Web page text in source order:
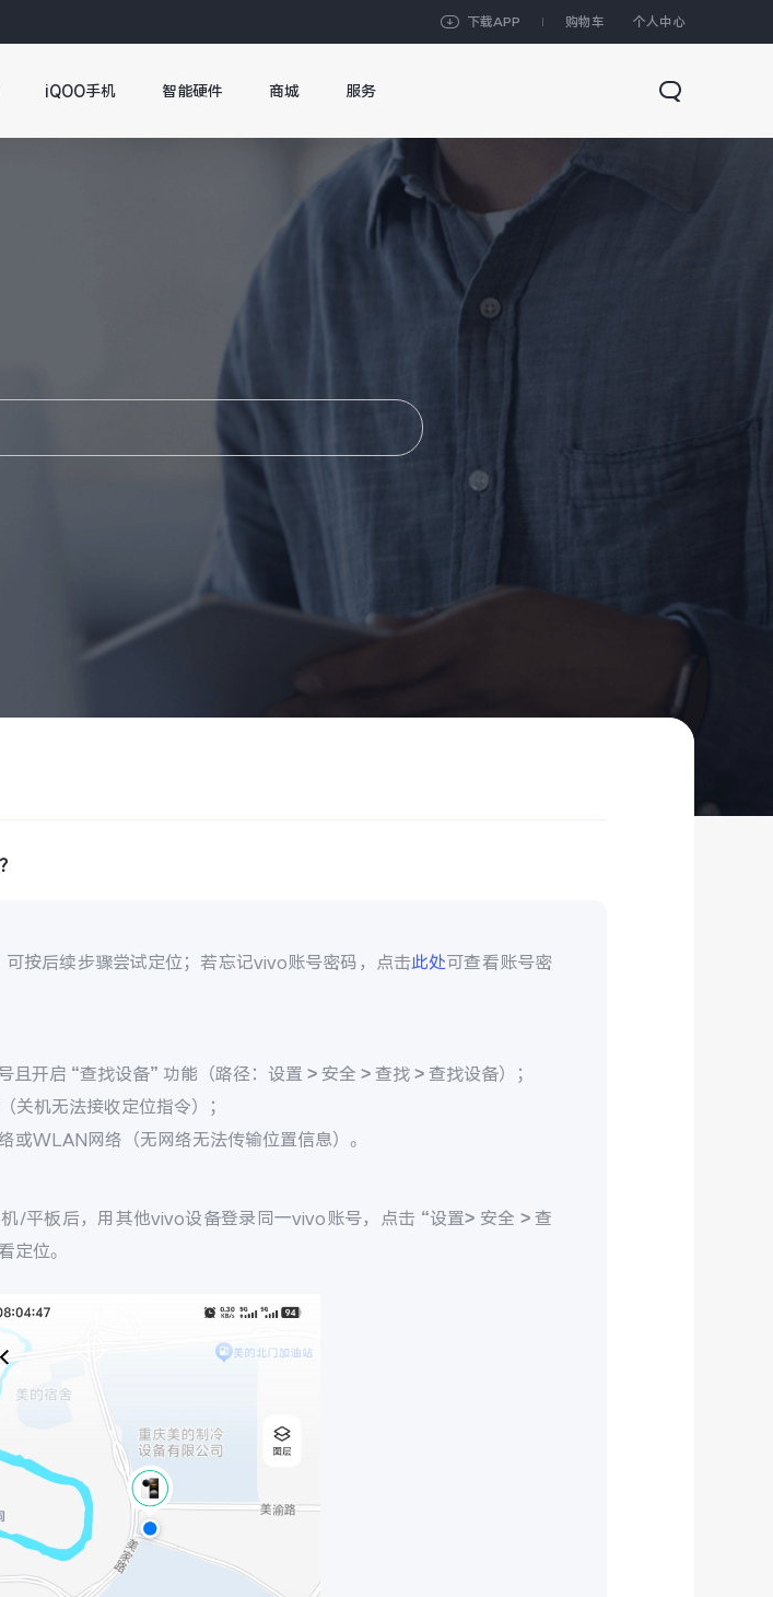
下载APP 购物车 个人中心
iQOO手机 智能硬件 商城 服务
按后续步骤尝试定位；若忘记vivo账号密码，点击此处可查看账号密
开启 “查找设备” 功能（路径：设置 > 安全 > 查找 > 查找设备）；
关机无法接收定位指令）；
或WLAN网络（无网络无法传输位置信息）。
/平板后，用其他vivo设备登录同一vivo账号，点击 “设置> 安全 > 查
定位。